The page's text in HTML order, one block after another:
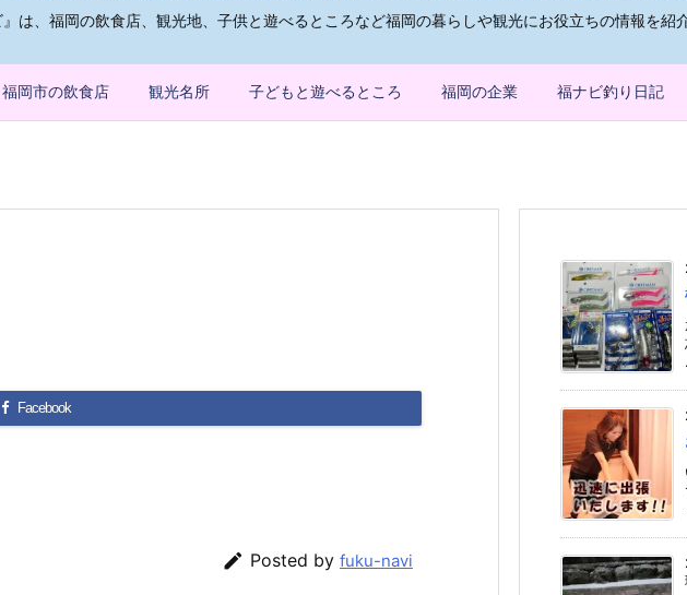
は、福岡の飲食店、観光地、子供と遊べるところなど福岡の暮らしや観光にお役立ちの情報を紹
福岡市の飲食店 観光名所 子どもと遊べるところ 福岡の企業 福ナビ釣り日記
Facebook
 Posted by fuku-navi